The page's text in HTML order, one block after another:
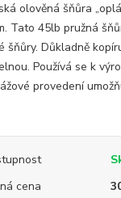
olověná šňůra
Tato 45lb pružná
šňůry. Důkladně
Používá se k
provedení
cena